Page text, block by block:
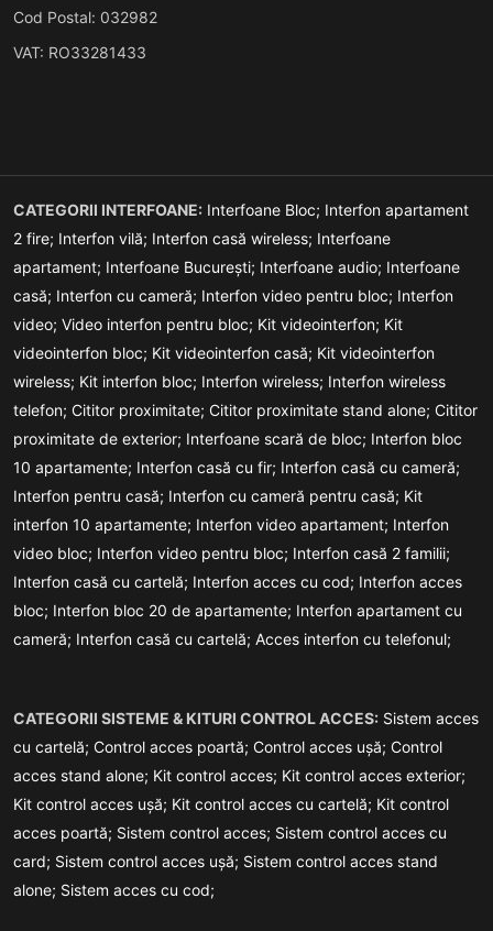
Cod Postal: 032982
VAT: RO33281433
CATEGORII INTERFOANE: Interfoane Bloc; Interfon apartament
2 fire; Interfon vilă; Interfon casă wireless; Interfoane
apartament; Interfoane București; Interfoane audio; Interfoane
casă; Interfon cu cameră; Interfon video pentru bloc; Interfon
video; Video interfon pentru bloc; Kit videointerfon; Kit
videointerfon bloc; Kit videointerfon casă; Kit videointerfon
wireless; Kit interfon bloc; Interfon wireless; Interfon wireless
telefon; Cititor proximitate; Cititor proximitate stand alone; Cititor
proximitate de exterior; Interfoane scară de bloc; Interfon bloc
10 apartamente; Interfon casă cu fir; Interfon casă cu cameră;
Interfon pentru casă; Interfon cu cameră pentru casă; Kit
interfon 10 apartamente; Interfon video apartament; Interfon
video bloc; Interfon video pentru bloc; Interfon casă 2 familii;
Interfon casă cu cartelă; Interfon acces cu cod; Interfon acces
bloc; Interfon bloc 20 de apartamente; Interfon apartament cu
cameră; Interfon casă cu cartelă; Acces interfon cu telefonul;
CATEGORII SISTEME & KITURI CONTROL ACCES: Sistem acces
cu cartelă; Control acces poartă; Control acces ușă; Control
acces stand alone; Kit control acces; Kit control acces exterior;
Kit control acces ușă; Kit control acces cu cartelă; Kit control
acces poartă; Sistem control acces; Sistem control acces cu
card; Sistem control acces ușă; Sistem control acces stand
alone; Sistem acces cu cod;